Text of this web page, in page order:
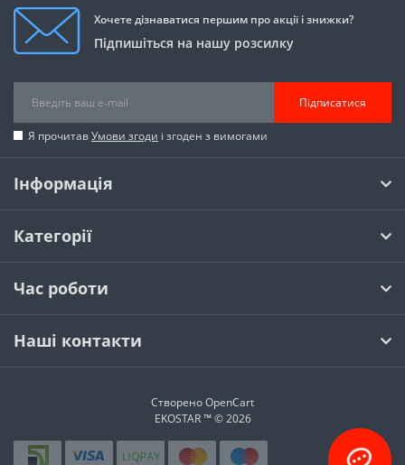
Хочете дізнаватися першим про акції і знижки?
Підпишіться на нашу розсилку
Підписатися
Я прочитавУмови згоди і згоден з вимогами
Інформація
Категорії
Час роботи
Наші контакти
СтвореноOpenCart
EKOSTAR ™ © 2026